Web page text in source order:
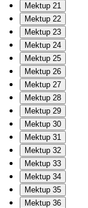
Mektup 21
Mektup 22
Mektup 23
Mektup 24
Mektup 25
Mektup 26
Mektup 27
Mektup 28
Mektup 29
Mektup 30
Mektup 31
Mektup 32
Mektup 33
Mektup 34
Mektup 35
Mektup 36